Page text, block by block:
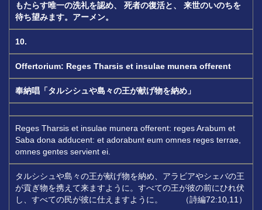
もたらす唯一の洗礼を認め、
死者の復活と、
来世のいのちを
待ち望みます。アーメン。
10.
Offertorium: Reges Tharsis et insulae munera offerent
奉納唱「タルシシュや島々の王が献げ物を納め」
Reges Tharsis et insulae munera offerent: reges Arabum et
Saba dona adducent: et adorabunt eum omnes reges terrae,
omnes gentes servient ei.
タルシシュや島々の王が献げ物を納め、アラビアやシェバの王
が貢ぎ物を携えて来ますように。すべての王が彼の前にひれ伏
し、すべての民が彼に仕えますように。 （詩編72:10,11）